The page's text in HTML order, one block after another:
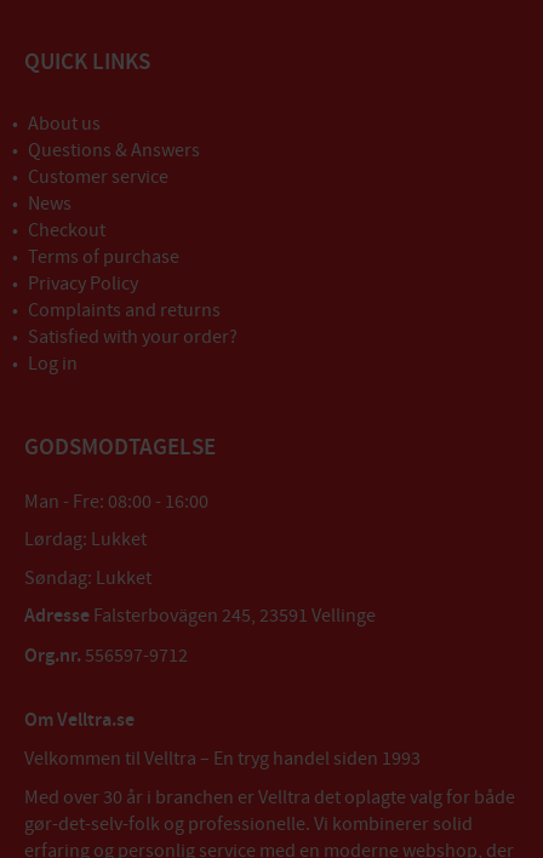
QUICK LINKS
About us
Questions & Answers
Customer service
News
Checkout
Terms of purchase
Privacy Policy
Complaints and returns
Satisfied with your order?
Log in
GODSMODTAGELSE
Man - Fre: 08:00 - 16:00
Lørdag: Lukket
Søndag: Lukket
Adresse Falsterbovägen 245, 23591 Vellinge
Org.nr. 556597-9712
Om Velltra.se
Velkommen til Velltra – En tryg handel siden 1993
Med over 30 år i branchen er Velltra det oplagte valg for både
gør-det-selv-folk og professionelle. Vi kombinerer solid
erfaring og personlig service med en moderne webshop, der